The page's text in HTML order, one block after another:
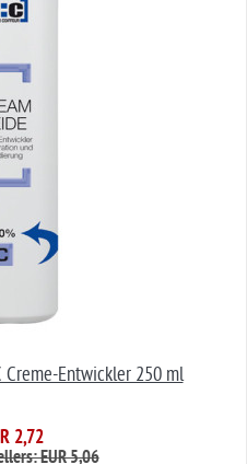
Creme-Entwickler 250 ml
2,72
EUR 5,06